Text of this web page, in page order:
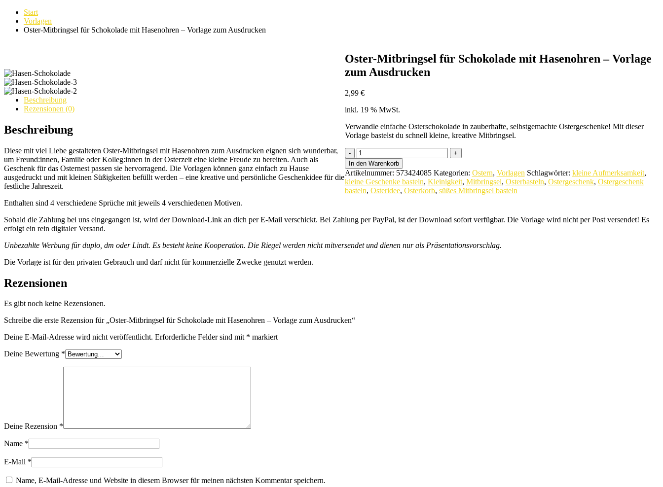
Start
Vorlagen
Oster-Mitbringsel für Schokolade mit Hasenohren – Vorlage zum Ausdrucken
Oster-Mitbringsel für Schokolade mit Hasenohren – Vorlage
zum Ausdrucken
2,99 €
inkl. 19 % MwSt.
Verwandle einfache Osterschokolade in zauberhafte, selbstgemachte Ostergeschenke! Mit dieser
Vorlage bastelst du schnell kleine, kreative Mitbringsel.
Oster-
Mitbringsel
für
Schokolade
mit
Hasenohren
zum
In den Warenkorb
Artikelnummer: 573424085 Kategorien: Ostern, Vorlagen Schlagwörter: kleine Aufmerksamkeit,
kleine Geschenke basteln, Kleinigkeit, Mitbringsel, Osterbasteln, Ostergeschenk, Ostergeschenk
basteln, Osteridee, Osterkorb, süßes Mitbringsel basteln
Beschreibung
Rezensionen (0)
Beschreibung
Diese mit viel Liebe gestalteten Oster-Mitbringsel mit Hasenohren zum Ausdrucken eignen sich wunderbar,
um Freund:innen, Familie oder Kolleg:innen in der Osterzeit eine kleine Freude zu bereiten. Auch als
Geschenk für das Osternest passen sie hervorragend. Die Vorlagen können ganz einfach zu Hause
ausgedruckt und mit kleinen Süßigkeiten befüllt werden – eine kreative und persönliche Geschenkidee für die
festliche Jahreszeit.
Enthalten sind 4 verschiedene Sprüche mit jeweils 4 verschiedenen Motiven.
Sobald die Zahlung bei uns eingegangen ist, wird der Download-Link an dich per E-Mail verschickt. Bei Zahlung per PayPal, ist der Download sofort verfügbar. Die Vorlage wird nicht per Post versendet! Es
erfolgt ein rein digitaler Versand.
Unbezahlte Werbung für duplo, dm oder Lindt. Es besteht keine Kooperation. Die Riegel werden nicht mitversendet und dienen nur als Präsentationsvorschlag.
Die Vorlage ist für den privaten Gebrauch und darf nicht für kommerzielle Zwecke genutzt werden.
Rezensionen
Es gibt noch keine Rezensionen.
Schreibe die erste Rezension für „Oster-Mitbringsel für Schokolade mit Hasenohren – Vorlage zum Ausdrucken“
Deine E-Mail-Adresse wird nicht veröffentlicht. Erforderliche Felder sind mit * markiert
Deine Bewertung *
Deine Rezension *
Name *
E-Mail *
Name, E-Mail-Adresse und Website in diesem Browser für meinen nächsten Kommentar speichern.